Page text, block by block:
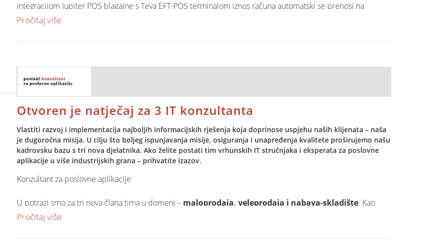
Integracijom Jupiter POS blagajne s Teya EFT-POS terminalom iznos računa automatski se prenosi na
terminal, čime se uklanja potreba za ručnim unosom i smanjuje mogućnost pogrešaka.
• bržu obradu kartičnih plaćanja
• manje pogrešaka pri naplati
• jednostavniji rad djelatnika
Sve u jednom uređaju
Jupiter Mobile POS aplikacija podržava rad na Teya All-in-One Android uređaju, koji objedinjuje:
• fiskalnu blagajnu
• ugrađeni termalni pisač računa.
idealnim rješenjem za trgovine, ugostiteljstvo, mobilnu prodaju i terenski rad.
Pročitaj više
Otvoren je natječaj za 3 IT konzultanta
Vlastiti razvoj i implementacija najboljih informacijskih rješenja koja doprinose uspjehu naših klijenata – naša
je dugoročna misija. U cilju što boljeg ispunjavanja misije, osiguranja i unapređenja kvalitete proširujemo našu
kadrovsku bazu s tri nova djelatnika. Ako želite postati tim vrhunskih IT stručnjaka i eksperata za poslovne
aplikacije u više industrijskih grana – prihvatite izazov.
Konzultant za poslovne aplikacije
U potrazi smo za tri nova člana tima u domeni – maloprodaja, veleprodaja i nabava-skladište. Kao
Spinov konzultant svakodnevno ćeš istraživati poslovne modele, a jedan od tvojih zadataka bit će i kreiranje
Pročitaj više